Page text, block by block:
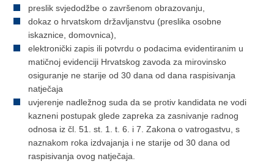
preslik svjedodžbe o završenom obrazovanju,
dokaz o hrvatskom državljanstvu (preslika osobne
iskaznice, domovnica),
elektronički zapis ili potvrdu o podacima evidentiranim u
matičnoj evidenciji Hrvatskog zavoda za mirovinsko
osiguranje ne starije od 30 dana od dana raspisivanja
natječaja
uvjerenje nadležnog suda da se protiv kandidata ne vodi
kazneni postupak glede zapreka za zasnivanje radnog
odnosa iz čl. 51. st. 1. t. 6. i 7. Zakona o vatrogastvu, s
naznakom roka izdvajanja i ne starije od 30 dana od
raspisivanja ovog natječaja.